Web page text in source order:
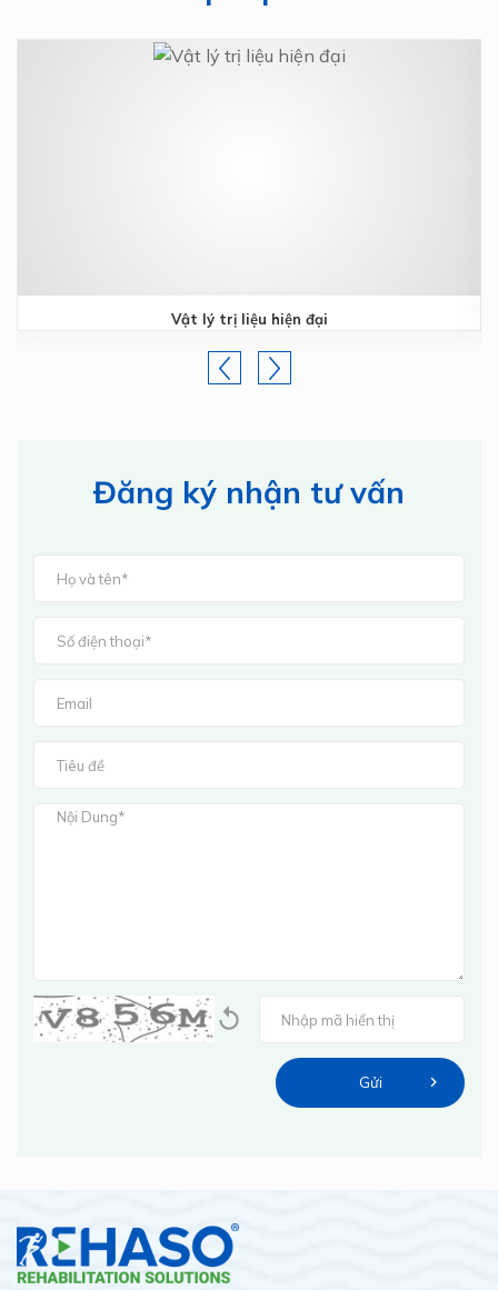
Vật lý trị liệu hiện đại
Đăng ký nhận tư vấn